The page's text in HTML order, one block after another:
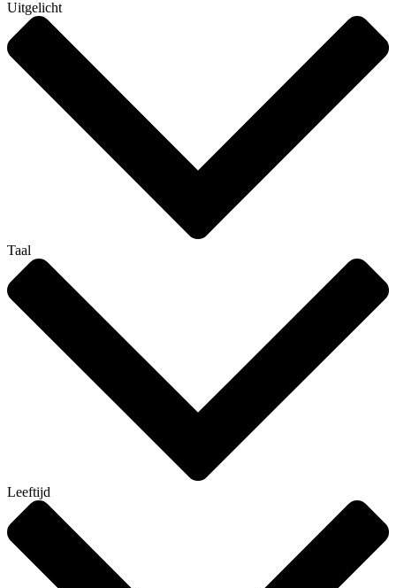
Uitgelicht
Taal
Leeftijd